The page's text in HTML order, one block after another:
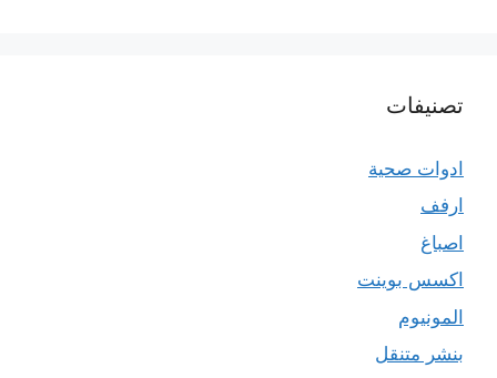
تصنيفات
ادوات صحية
ارفف
اصباغ
اكسس بوينت
المونيوم
بنشر متنقل